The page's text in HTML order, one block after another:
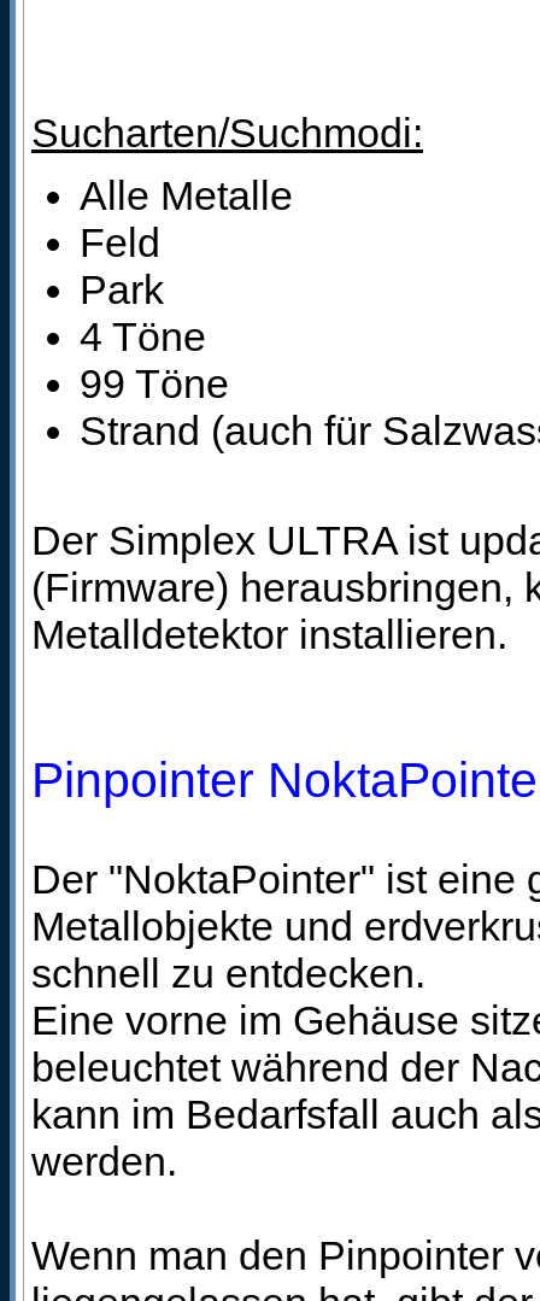
Sucharten/Suchmodi:
Alle Metalle
Feld
Park
4 Töne
99 Töne
Strand (auch für
Der Simplex ULTRA ist
(Firmware) herausbringen,
Metalldetektor installieren.
Pinpointer
Der "NoktaPointer" ist eine
Metallobjekte und
schnell zu entdecken.
Eine vorne im Gehäuse
beleuchtet während der
kann im Bedarfsfall auch
werden.
Wenn man den Pinpointer